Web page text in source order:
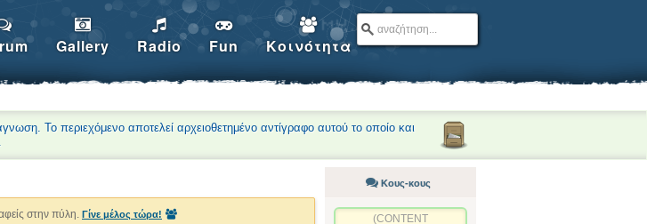
Gallery Radio Fun Κοινότητα
Το περιεχόμενο αποτελεί αρχειοθετημένο αντίγραφο αυτού το οποίο και
στην πύλη. Γίνε μέλος τώρα!
Κους-κους
UNAVAILABLE)